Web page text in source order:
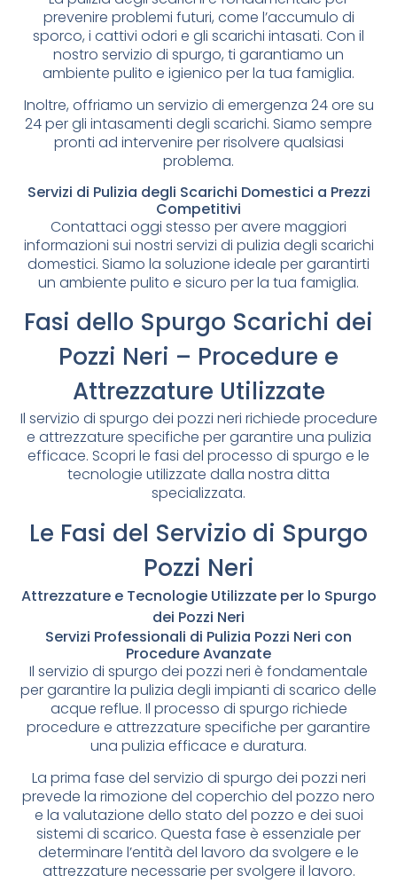
prevenire problemi futuri, come l’accumulo di
sporco, i cattivi odori e gli scarichi intasati. Con il
nostro servizio di spurgo, ti garantiamo un
ambiente pulito e igienico per la tua famiglia.
Inoltre, offriamo un servizio di emergenza 24 ore su
24 per gli intasamenti degli scarichi. Siamo sempre
pronti ad intervenire per risolvere qualsiasi
problema.
Servizi di Pulizia degli Scarichi Domestici a Prezzi
Competitivi
Contattaci oggi stesso per avere maggiori
informazioni sui nostri servizi di pulizia degli scarichi
domestici. Siamo la soluzione ideale per garantirti
un ambiente pulito e sicuro per la tua famiglia.
Fasi dello Spurgo Scarichi dei
Pozzi Neri – Procedure e
Attrezzature Utilizzate
Il servizio di spurgo dei pozzi neri richiede procedure
e attrezzature specifiche per garantire una pulizia
efficace. Scopri le fasi del processo di spurgo e le
tecnologie utilizzate dalla nostra ditta
specializzata.
Le Fasi del Servizio di Spurgo
Pozzi Neri
Attrezzature e Tecnologie Utilizzate per lo Spurgo
dei Pozzi Neri
Servizi Professionali di Pulizia Pozzi Neri con
Procedure Avanzate
Il servizio di spurgo dei pozzi neri è fondamentale
per garantire la pulizia degli impianti di scarico delle
acque reflue. Il processo di spurgo richiede
procedure e attrezzature specifiche per garantire
una pulizia efficace e duratura.
La prima fase del servizio di spurgo dei pozzi neri
prevede la rimozione del coperchio del pozzo nero
e la valutazione dello stato del pozzo e dei suoi
sistemi di scarico. Questa fase è essenziale per
determinare l’entità del lavoro da svolgere e le
attrezzature necessarie per svolgere il lavoro.